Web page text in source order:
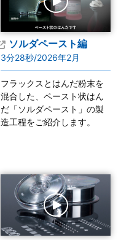
ソルダペースト編
3分28秒/2026年2月
フラックスとはんだ粉末を
混合した、ペースト状はん
だ「ソルダペースト」の製
造工程をご紹介します。